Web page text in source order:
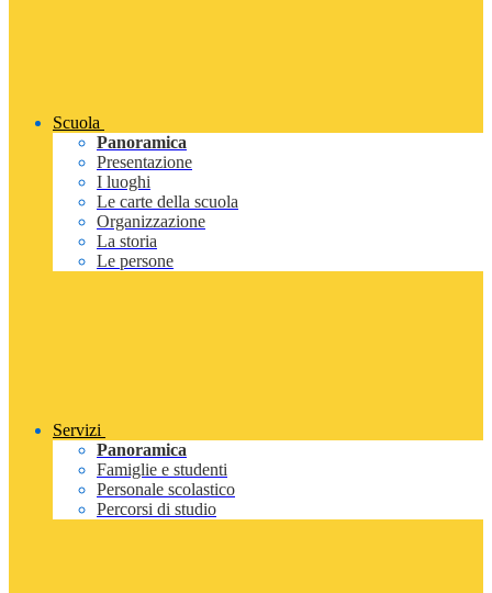
Scuola
Panoramica
Presentazione
I luoghi
Le carte della scuola
Organizzazione
La storia
Le persone
Servizi
Panoramica
Famiglie e studenti
Personale scolastico
Percorsi di studio